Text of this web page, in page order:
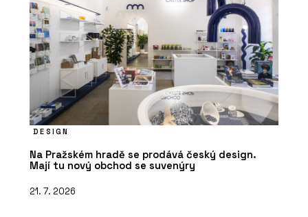
DESIGN
Na Pražském hradě se prodává český design.
Mají tu nový obchod se suvenýry
21. 7. 2026